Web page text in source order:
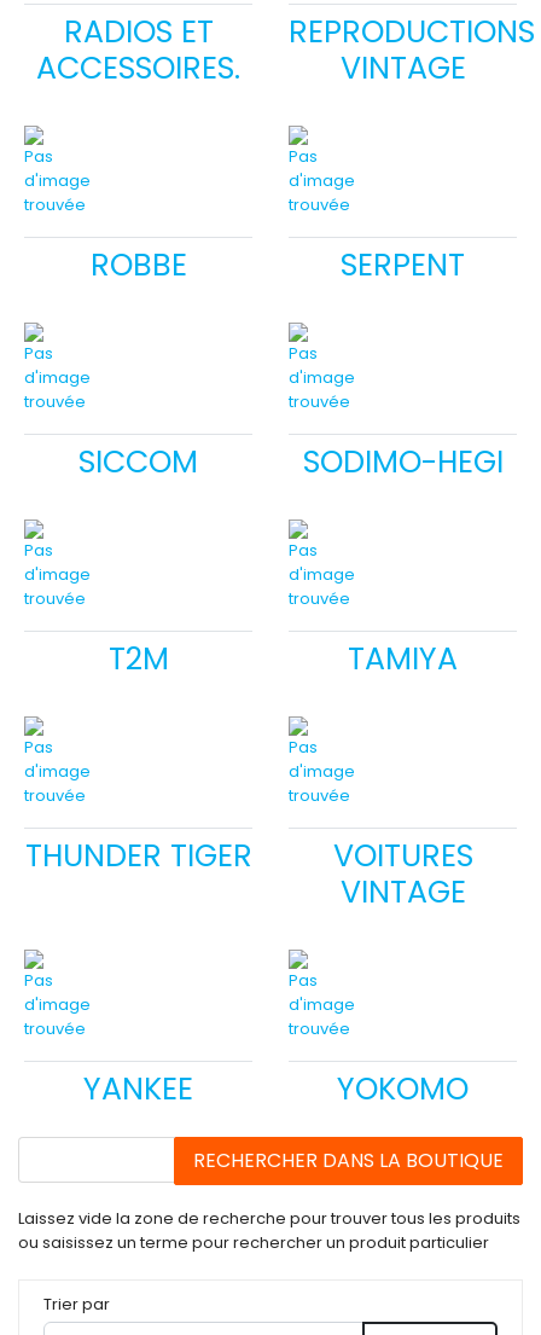
RADIOS ET
ACCESSOIRES.
REPRODUCTIONS
VINTAGE
ROBBE SERPENT
SICCOM SODIMO-HEGI
T2M TAMIYA
THUNDER TIGER
VOITURES
VINTAGE
YANKEE YOKOMO
Laissez vide la zone de recherche pour trouver tous les produits
ou saisissez un terme pour rechercher un produit particulier
Trier par